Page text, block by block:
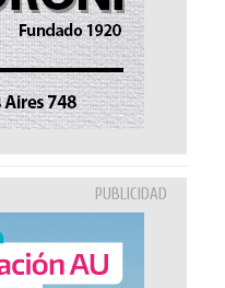
PUBLICIDAD